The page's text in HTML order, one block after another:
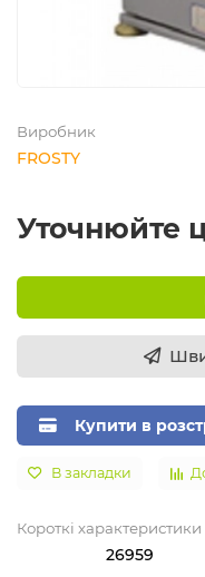
Виробник
FROSTY
Уточнюйте
Купити в
В закладки
Короткі характеристики
26959